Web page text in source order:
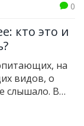
0
кто это и
на
видов, о
слышало. В
самым
этот вид